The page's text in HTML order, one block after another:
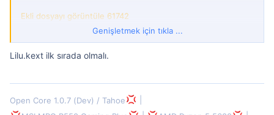
Ekli dosyayı görüntüle 61742
yapıyorum. Galiba config dosyasına işlemek bu oluyor.
Sonra bilgisayarı baştan başlatıp seçeneklerden macOS
Installer 'ı seçiyorum. Fakat yine olmuyor.
Genişletmek için tıkla ...
Lilu.kext ilk sırada olmalı.
Open Core 1.0.7 (Dev) / Tahoe